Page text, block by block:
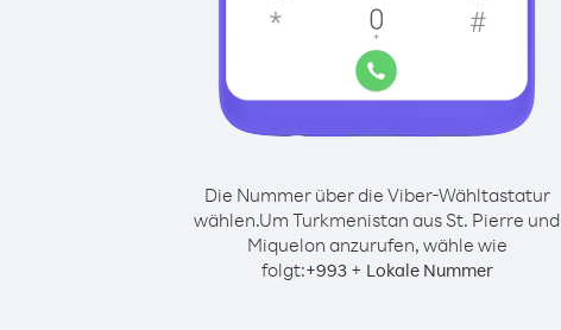
Die Nummer über die Viber-Wähltastatur
wählen.Um Turkmenistan aus St. Pierre und
Miquelon anzurufen, wähle wie
folgt:+993+ Lokale Nummer